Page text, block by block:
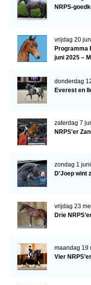
NRPS-
vrijdag 20
Programma
juni 2025 –
donderdag
Everest en
zaterdag 7
NRPS'er
zondag 1 juni
D’Joep wint
vrijdag 23
Drie
maandag 19
Vier